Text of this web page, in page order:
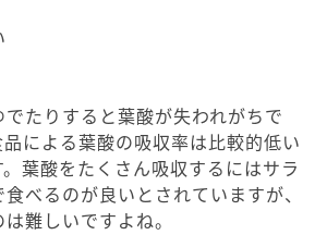
たりすると葉酸が失われがちで
による葉酸の吸収率は比較的低い
葉酸をたくさん吸収するにはサラ
べるのが良いとされていますが、
難しいですよね。